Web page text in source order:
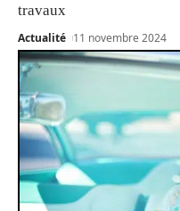
travaux
Actualité 11 novembre 2024